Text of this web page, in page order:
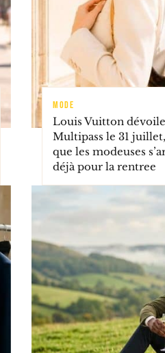
MODE
Louis Vuitton
Multipass le 31
que les modeuses
déjà pour la rentree